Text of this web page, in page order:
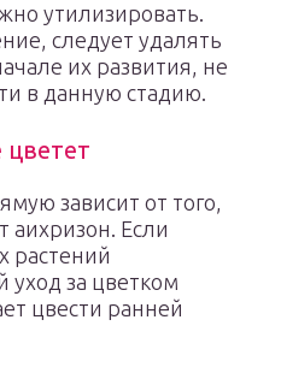
утилизировать.
следует удалять
их развития, не
в данную стадию.
зависит от того,
аихризон. Если
растений
за цветком
цвести ранней